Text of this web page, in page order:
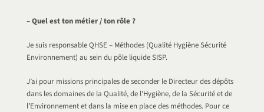
– Quel est ton métier / ton rôle ?
Je suis responsable QHSE – Méthodes (Qualité Hygiène Sécurité
Environnement) au sein du pôle liquide SISP.
J’ai pour missions principales de seconder le Directeur des dépôts
dans les domaines de la Qualité, de l’Hygiène, de la Sécurité et de
l’Environnement et dans la mise en place des méthodes. Pour ce